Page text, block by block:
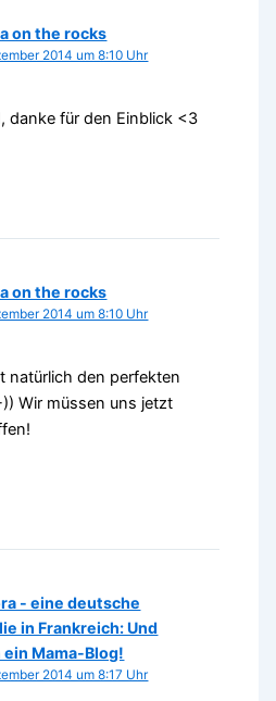
on the rocks
2014 um 8:10 Uhr
danke für den Einblick <3
on the rocks
2014 um 8:10 Uhr
natürlich den perfekten
Wir müssen uns jetzt
- eine deutsche
in Frankreich: Und
ein Mama-Blog!
2014 um 8:17 Uhr